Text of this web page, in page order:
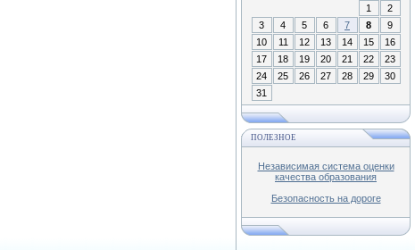
1
2
3
4 5 6 7 8
9
10
11 12 13 14 15
16
17
18 19 20 21 22
23
24
25 26 27 28 29
30
31
ПОЛЕЗНОЕ
Независимая система оценки
качества образования
Безопасность на дороге